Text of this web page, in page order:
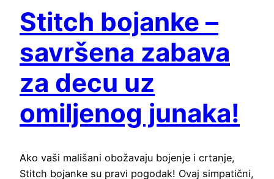
Stitch bojanke –
savršena zabava
za decu uz
omiljenog junaka!
Ako vaši mališani obožavaju bojenje i crtanje,
Stitch bojanke su pravi pogodak! Ovaj simpatični,